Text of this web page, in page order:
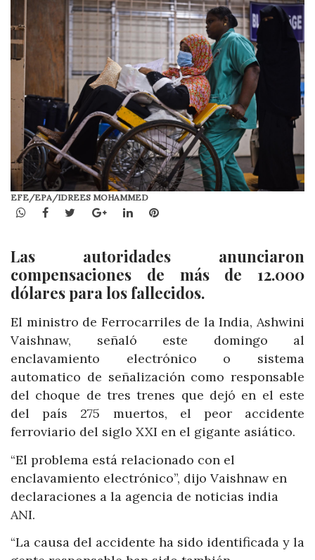
EFE/EPA/IDREES MOHAMMED
WhatsApp
Facebook
TwitterGoogle+LinkedInPinterest
Las autoridades anunciaron
compensaciones de más de 12.000
dólares para los fallecidos.
El ministro de Ferrocarriles de la India, Ashwini
Vaishnaw, señaló este domingo al
enclavamiento electrónico o sistema
automatico de señalización como responsable
del choque de tres trenes que dejó en el este
del país 275 muertos, el peor accidente
ferroviario del siglo XXI en el gigante asiático.
“El problema está relacionado con el
enclavamiento electrónico”, dijo Vaishnaw en
declaraciones a la agencia de noticias india
ANI.
“La causa del accidente ha sido identificada y la